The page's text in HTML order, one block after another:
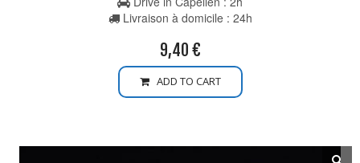
Livraison à domicile : 24h
9,40 €
ADD TO CART